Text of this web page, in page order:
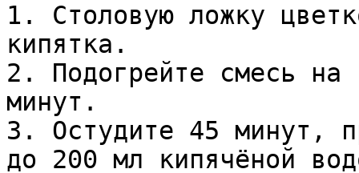
1. Столовую ложку
кипятка.
2. Подогрейте смесь на
минут.
3. Остудите 45 минут,
до 200 мл кипячёной